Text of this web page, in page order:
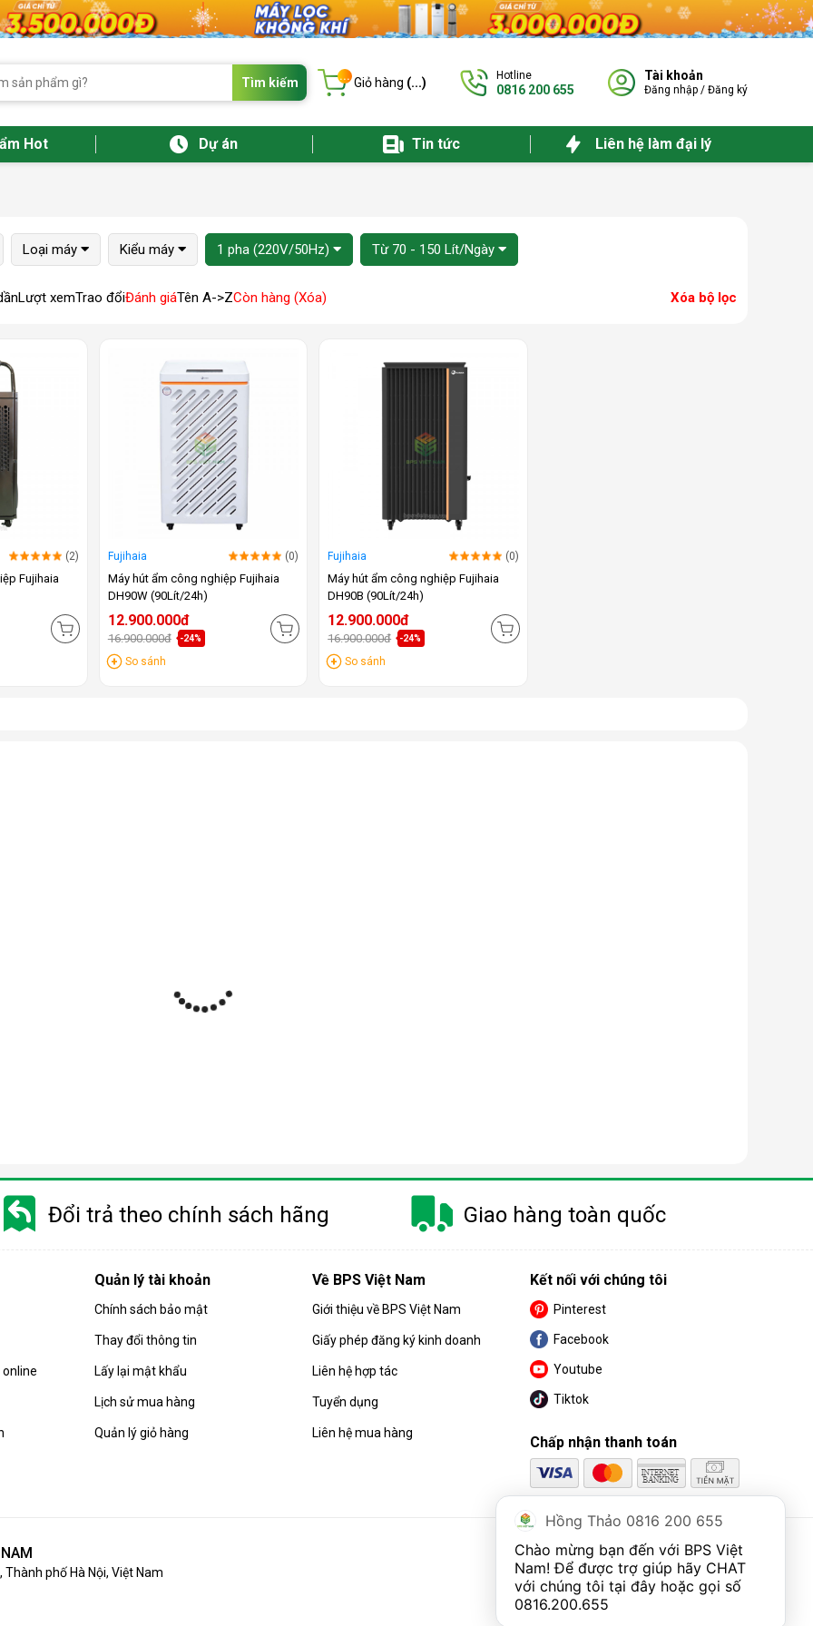
Tìm kiếm ... Giỏ hàng (...) Hotline
0816 200 655
Tài khoản
Đăng nhập / Đăng ký
Hot Dự án Tin tức Liên hệ làm đại lý
Loại máy Kiểu máy 1 pha (220V/50Hz) Từ 70 - 150 Lít/Ngày
Lượt xemTrao đổiĐánh giáTên A->ZCòn hàng (Xóa) Xóa bộ lọc
(2)
Fujihaia
Fujihaia (0)
Máy hút ẩm công nghiệp Fujihaia
DH90W (90Lít/24h)
12.900.000đ
16.900.000đ -24%
So sánh
Fujihaia (0)
Máy hút ẩm công nghiệp Fujihaia
DH90B (90Lít/24h)
12.900.000đ
16.900.000đ -24%
So sánh
Đổi trả theo chính sách hãng Giao hàng toàn quốc
Quản lý tài khoản
Chính sách bảo mật
Thay đổi thông tin
Lấy lại mật khẩu
Lịch sử mua hàng
Quản lý giỏ hàng
Về BPS Việt Nam
Giới thiệu về BPS Việt Nam
Giấy phép đăng ký kinh doanh
Liên hệ hợp tác
Tuyển dụng
Liên hệ mua hàng
Kết nối với chúng tôi
Pinterest
Facebook
Youtube
Tiktok
Chấp nhận thanh toán
phố Hà Nội, Việt Nam
Hồng Thảo 0816 200 655
Chào mừng bạn đến với BPS Việt
Nam! Để được trợ giúp hãy CHAT
0816.200.655